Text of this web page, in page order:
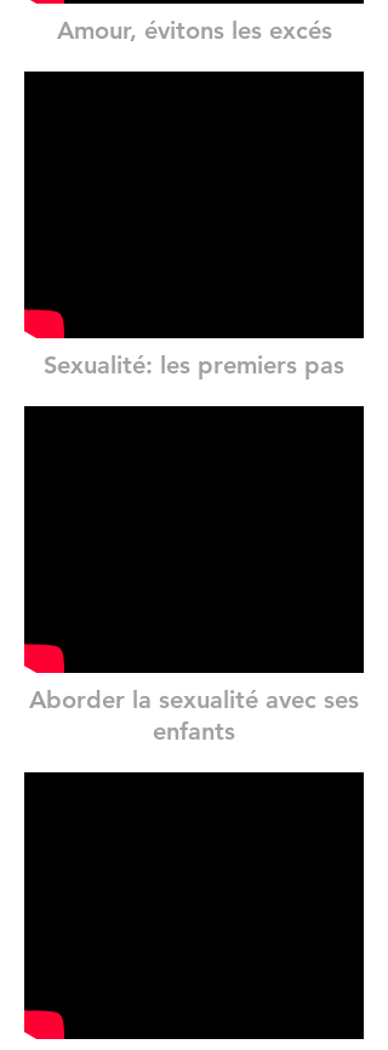
Amour, évitons les excés
Sexualité: les premiers pas
Aborder la sexualité avec ses
enfants